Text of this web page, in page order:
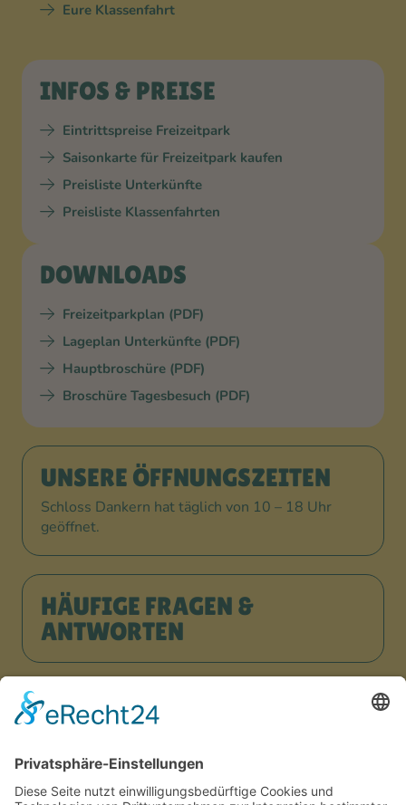
Eure Klassenfahrt
INFOS & PREISE
Eintrittspreise Freizeitpark
Saisonkarte für Freizeitpark kaufen
Preisliste Unterkünfte
Preisliste Klassenfahrten
DOWNLOADS
Freizeitparkplan (PDF)
Lageplan Unterkünfte (PDF)
Hauptbroschüre (PDF)
Broschüre Tagesbesuch (PDF)
UNSERE ÖFFNUNGSZEITEN
Schloss Dankern hat täglich von 10 – 18 Uhr
geöffnet.
HÄUFIGE FRAGEN &
ANTWORTEN
JETZT URLAUB BUCHEN!
ARBEITEN, WO ANDERE